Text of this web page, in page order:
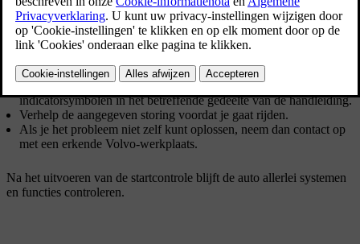
Als een storing wordt aangegeven:
aangegeven.
Kijk voor meer informatie over waarschuwings- en
indicatorsymbolen in het betreffende gedeelte van de handleiding.
Verhelp de aangegeven storing voordat je gaat rijden.
Als je het probleem niet zelf kunt oplossen, neem dan contact op
met een erkende Volvo-werkplaats.
Na het uitvoeren van de startcontrole blijft de auto allerlei systemen
en functies controleren.